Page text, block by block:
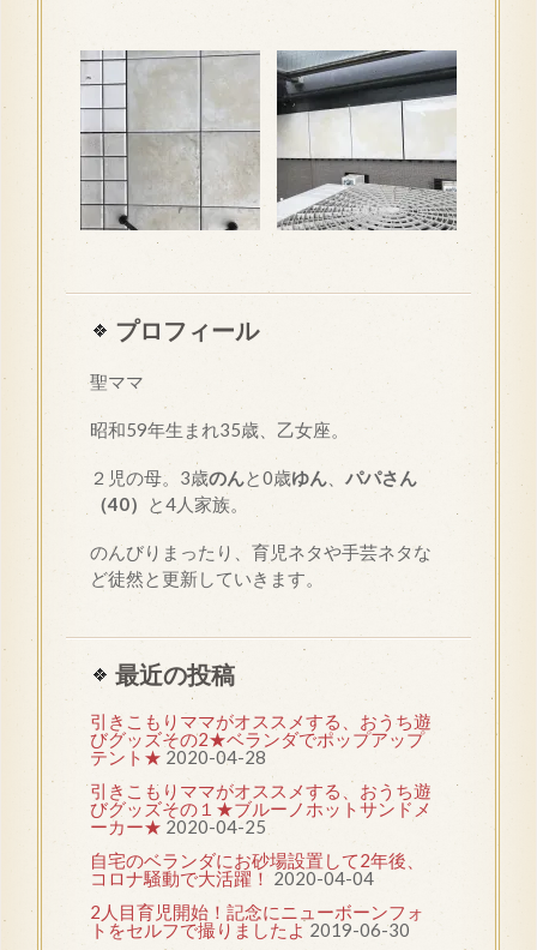
プロフィール
聖ママ
昭和59年生まれ35歳、乙女座。
２児の母。3歳のんと0歳ゆん
パパさん
（40）
と4人家族。
のんびりまったり、育児ネタや手芸ネタな
ど徒然と更新していきます。
最近の投稿
引きこもりママがオススメする、おうち遊
びグッズその2★ベランダでポップアップ
テント★ 2020-04-28
引きこもりママがオススメする、おうち遊
びグッズその１★ブルーノホットサンドメ
ーカー★ 2020-04-25
自宅のベランダにお砂場設置して2年後、
コロナ騒動で大活躍！ 2020-04-04
2人目育児開始！記念にニューボーンフォ
トをセルフで撮りましたよ 2019-06-30